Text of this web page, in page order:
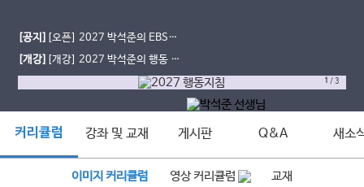
[공지] [오픈] 2027 박석준의 EBS!
[문학 압축]
[개강] [개강] 2027 박석준의 행동 지
침- EBS 연계 (문학/독서)
1 /3
커리큘럼 강좌 및 교재 게시판 Q&A 새소
이미지 커리큘럼 영상 커리큘럼 교재